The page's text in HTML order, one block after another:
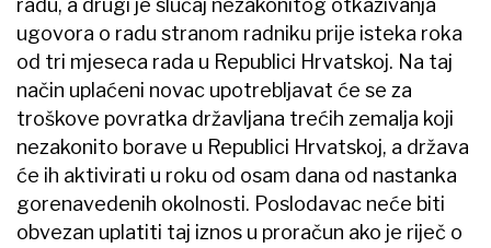
radu, a drugi je slučaj nezakonitog otkazivanja
ugovora o radu stranom radniku prije isteka roka
od tri mjeseca rada u Republici Hrvatskoj. Na taj
način uplaćeni novac upotrebljavat će se za
troškove povratka državljana trećih zemalja koji
nezakonito borave u Republici Hrvatskoj, a država
će ih aktivirati u roku od osam dana od nastanka
gorenavedenih okolnosti. Poslodavac neće biti
obvezan uplatiti taj iznos u proračun ako je riječ o